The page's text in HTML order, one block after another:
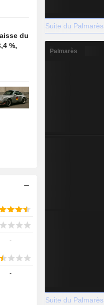
du
%,
-
-
Suite du Palmarès
Palmarès
Suite du Palmarès